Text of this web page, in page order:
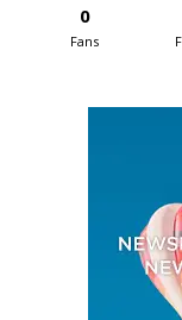
0
Fans